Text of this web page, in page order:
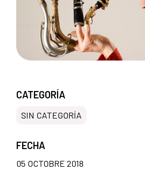
CATEGORÍA
SIN CATEGORÍA
FECHA
05 OCTOBRE 2018